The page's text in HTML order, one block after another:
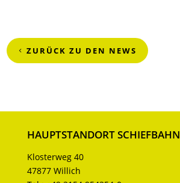
ZURÜCK ZU DEN NEWS
HAUPTSTANDORT SCHIEFBAHN
Klosterweg 40
47877 Willich